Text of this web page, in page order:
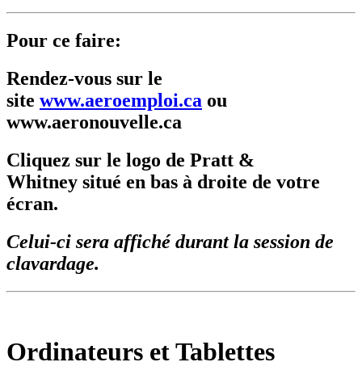
Pour ce faire:
Rendez-vous sur le
site www.aeroemploi.ca ou
www.aeronouvelle.ca
Cliquez sur le logo de Pratt &
Whitney situé en bas à droite de votre
écran.
Celui-ci sera affiché durant la session de
clavardage.
Ordinateurs et Tablettes